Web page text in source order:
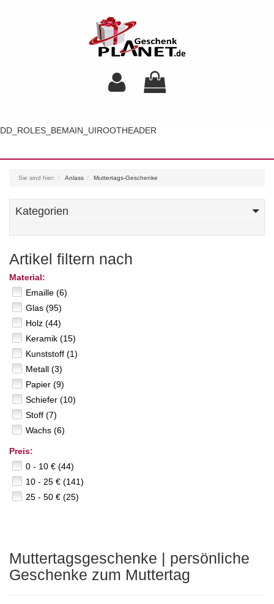
DD_ROLES_BEMAIN_UIROOTHEADER
Sie sind hier: Anlass Muttertags-Geschenke
Kategorien
Artikel filtern nach
Material:
Emaille (6)
Glas (95)
Holz (44)
Keramik (15)
Kunststoff (1)
Metall (3)
Papier (9)
Schiefer (10)
Stoff (7)
Wachs (6)
Preis:
0 - 10 € (44)
10 - 25 € (141)
25 - 50 € (25)
Muttertagsgeschenke | persönliche
Geschenke zum Muttertag